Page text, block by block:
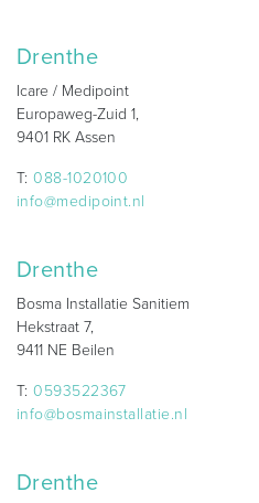
Drenthe
Icare / Medipoint
Europaweg-Zuid 1,
9401 RK Assen
T:088-1020100
info@medipoint.nl
Drenthe
Bosma Installatie Sanitiem
Hekstraat 7,
9411 NE Beilen
T:0593522367
info@bosmainstallatie.nl
Drenthe